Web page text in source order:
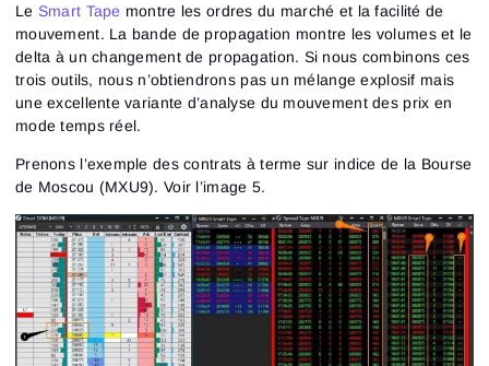
Le Smart Tape montre les ordres du marché et la facilité de
mouvement. La bande de propagation montre les volumes et le
delta à un changement de propagation. Si nous combinons ces
trois outils, nous n’obtiendrons pas un mélange explosif mais
une excellente variante d’analyse du mouvement des prix en
mode temps réel.
Prenons l’exemple des contrats à terme sur indice de la Bourse
de Moscou (MXU9). Voir l’image 5.